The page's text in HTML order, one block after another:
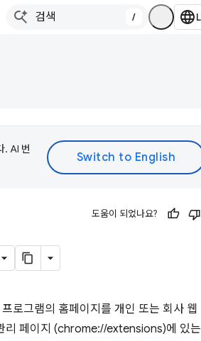
/
. AI 번
도움이 되었나요?
로그램의 홈페이지를 개인 또는 회사 웹
리 페이지 (chrome://extensions)에 있는